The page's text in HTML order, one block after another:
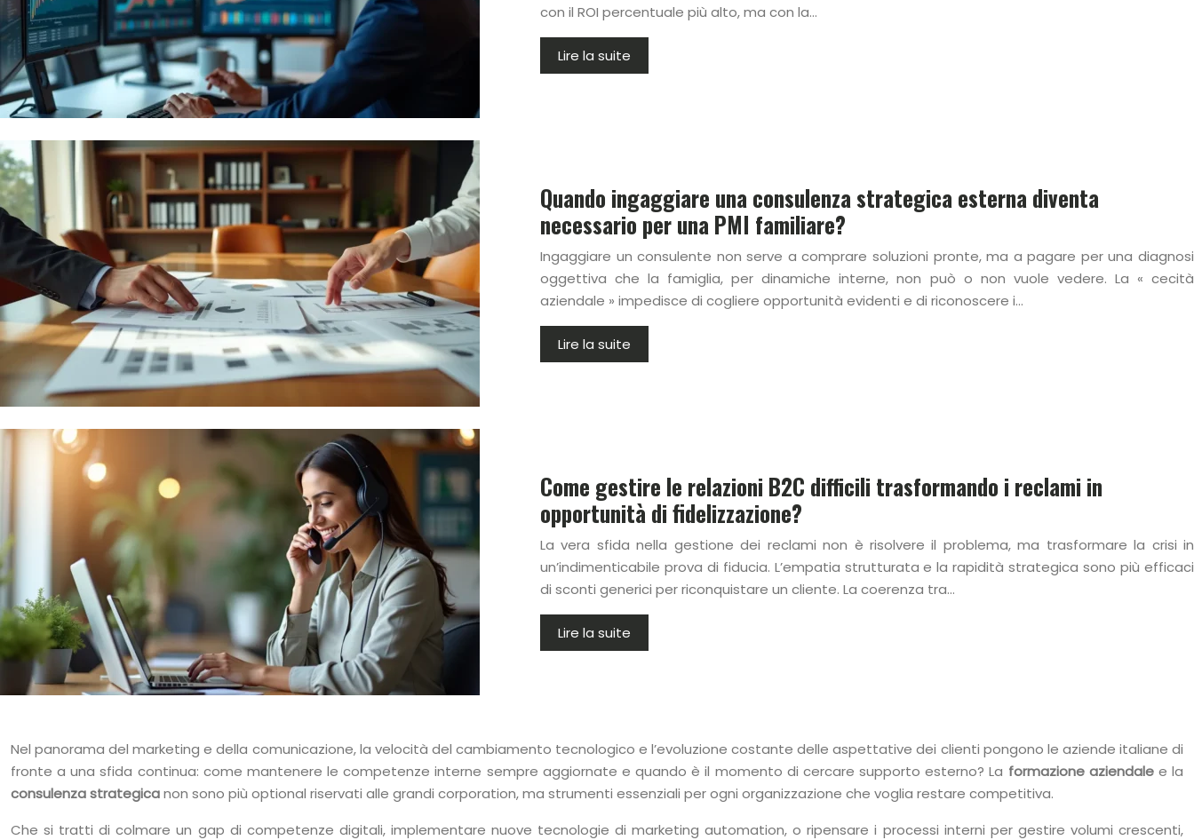
con il ROI percentuale più alto, ma con la…
Lire la suite
Quando ingaggiare una consulenza strategica esterna diventa
necessario per una PMI familiare?
Ingaggiare un consulente non serve a comprare soluzioni pronte, ma a pagare per una diagnosi
oggettiva che la famiglia, per dinamiche interne, non può o non vuole vedere. La « cecità
aziendale » impedisce di cogliere opportunità evidenti e di riconoscere i…
Lire la suite
Come gestire le relazioni B2C difficili trasformando i reclami in
opportunità di fidelizzazione?
La vera sfida nella gestione dei reclami non è risolvere il problema, ma trasformare la crisi in
un’indimenticabile prova di fiducia. L’empatia strutturata e la rapidità strategica sono più efficaci
di sconti generici per riconquistare un cliente. La coerenza tra…
Lire la suite
Nel panorama del marketing e della comunicazione, la velocità del cambiamento tecnologico e l’evoluzione costante delle aspettative dei clienti pongono le aziende italiane di
fronte a una sfida continua: come mantenere le competenze interne sempre aggiornate e quando è il momento di cercare supporto esterno? La formazione aziendalee la
consulenza strategicanon sono più optional riservati alle grandi corporation, ma strumenti essenziali per ogni organizzazione che voglia restare competitiva.
Che si tratti di colmare un gap di competenze digitali, implementare nuove tecnologie di marketing automation, o ripensare i processi interni per gestire volumi crescenti,